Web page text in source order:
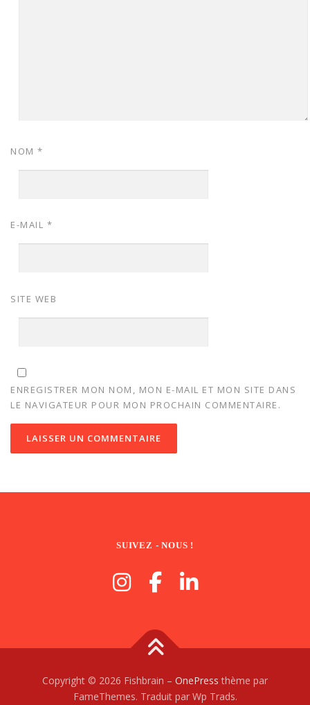
NOM *
E-MAIL *
SITE WEB
ENREGISTRER MON NOM, MON E-MAIL ET MON SITE DANS
LE NAVIGATEUR POUR MON PROCHAIN COMMENTAIRE.
SUIVEZ - NOUS !
Copyright © 2026 Fishbrain – OnePress thème par
FameThemes. Traduit par Wp Trads.